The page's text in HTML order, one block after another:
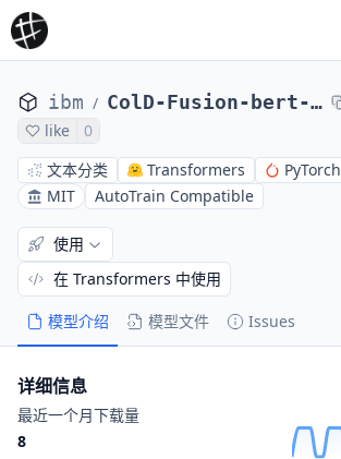
ibm / ColD-Fusion-bert-base-uncased-itr22-seed0
like
0
文本分类
Transformers PyTorch
MIT
AutoTrain Compatible
模型介绍 模型文件 Issues
使用
在 Transformers 中使用
详细信息
最近一个月下载量
8